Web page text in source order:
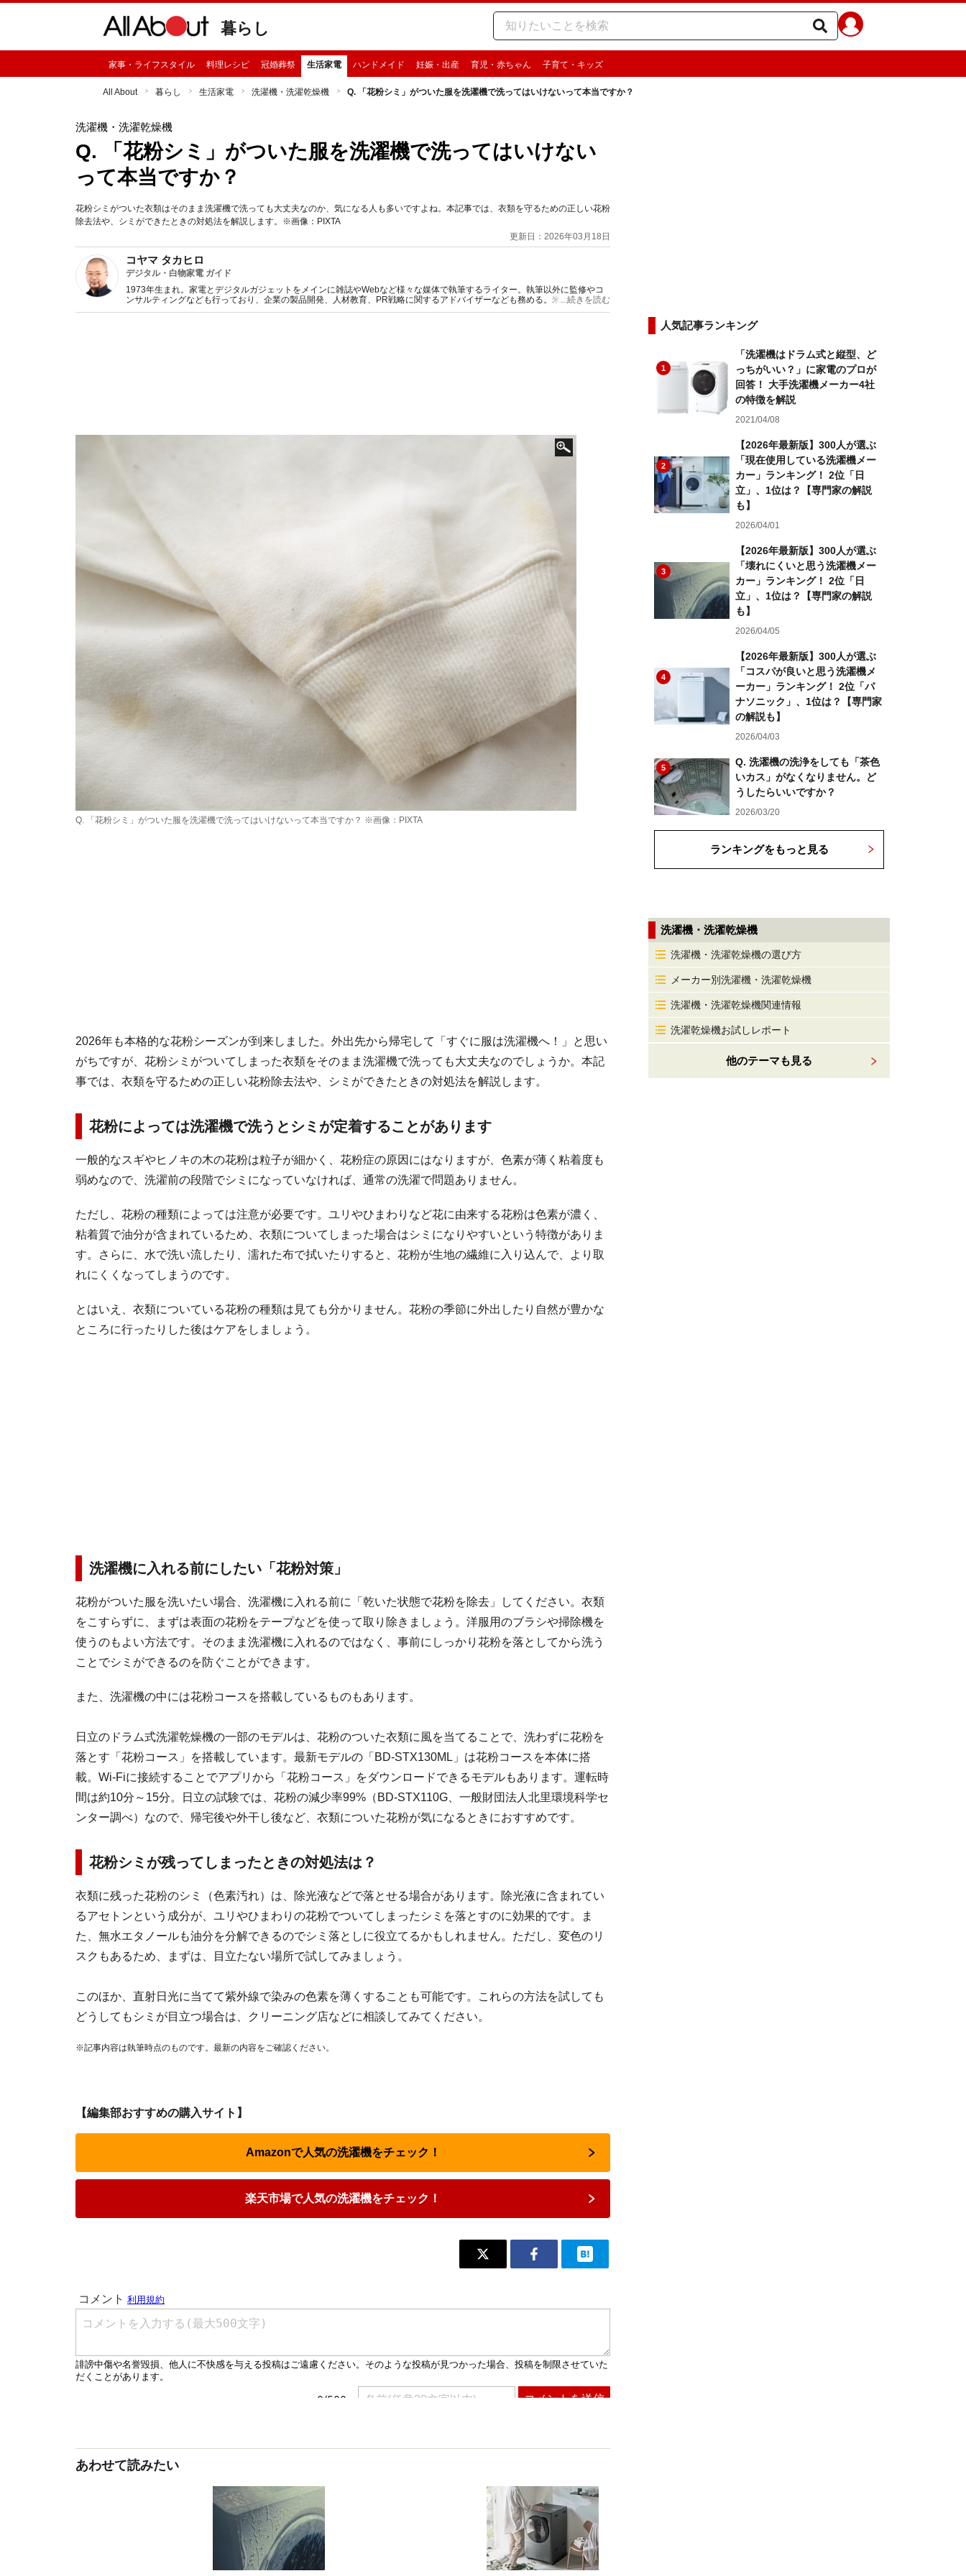
暮らし
家事・ライフスタイル 料理レシピ 冠婚葬祭 生活家電 ハンドメイド 妊娠・出産 育児・赤ちゃん 子育て・キッズ
All About 暮らし 生活家電 洗濯機・洗濯乾燥機 Q. 「花粉シミ」がついた服を洗濯機で洗ってはいけないって本当ですか？
洗濯機・洗濯乾燥機
Q. 「花粉シミ」がついた服を洗濯機で洗ってはいけない
って本当ですか？
花粉シミがついた衣類はそのまま洗濯機で洗っても大丈夫なのか、気になる人も多いですよね。本記事では、衣類を守るための正しい花粉
除去法や、シミができたときの対処法を解説します。※画像：PIXTA
更新日：2026年03月18日
コヤマ タカヒロ
デジタル・白物家電 ガイド
1973年生まれ。家電とデジタルガジェットをメインに雑誌やWebなど様々な媒体で執筆するライター。執筆以外に監修やコ
ンサルティングなども行っており、企業の製品開発、人材教育、PR戦略に関するアドバイザーなども務める。米・食味鑑定
士の資格を所有。家電のテストと撮影のための家電スタジオ「コヤマキッチン」を用意。
...続きを読む
Q. 「花粉シミ」がついた服を洗濯機で洗ってはいけないって本当ですか？ ※画像：PIXTA
2026年も本格的な花粉シーズンが到来しました。外出先から帰宅して「すぐに服は洗濯機へ！」と思い
がちですが、花粉シミがついてしまった衣類をそのまま洗濯機で洗っても大丈夫なのでしょうか。本記
事では、衣類を守るための正しい花粉除去法や、シミができたときの対処法を解説します。
花粉によっては洗濯機で洗うとシミが定着することがあります
一般的なスギやヒノキの木の花粉は粒子が細かく、花粉症の原因にはなりますが、色素が薄く粘着度も
弱めなので、洗濯前の段階でシミになっていなければ、通常の洗濯で問題ありません。
ただし、花粉の種類によっては注意が必要です。ユリやひまわりなど花に由来する花粉は色素が濃く、
粘着質で油分が含まれているため、衣類についてしまった場合はシミになりやすいという特徴がありま
す。さらに、水で洗い流したり、濡れた布で拭いたりすると、花粉が生地の繊維に入り込んで、より取
れにくくなってしまうのです。
とはいえ、衣類についている花粉の種類は見ても分かりません。花粉の季節に外出したり自然が豊かな
ところに行ったりした後はケアをしましょう。
洗濯機に入れる前にしたい「花粉対策」
花粉がついた服を洗いたい場合、洗濯機に入れる前に「乾いた状態で花粉を除去」してください。衣類
をこすらずに、まずは表面の花粉をテープなどを使って取り除きましょう。洋服用のブラシや掃除機を
使うのもよい方法です。そのまま洗濯機に入れるのではなく、事前にしっかり花粉を落としてから洗う
ことでシミができるのを防ぐことができます。
また、 洗濯機の中には花粉コースを搭載しているものもあります。
日立のドラム式洗濯乾燥機の一部のモデルは、花粉のついた衣類に風を当てることで、洗わずに花粉を
落とす「花粉コース」を搭載しています。最新モデルの「BD-STX130ML」は花粉コースを本体に搭
載。Wi-Fiに接続することでアプリから「花粉コース」をダウンロードできるモデルもあります。運転時
間は約10分～15分。日立の試験では、花粉の減少率99%（BD-STX110G、一般財団法人北里環境科学セ
ンター調べ）なので、帰宅後や外干し後など、衣類についた花粉が気になるときにおすすめです。
花粉シミが残ってしまったときの対処法は？
衣類に残った花粉のシミ（色素汚れ）は、除光液などで落とせる場合があります。除光液に含まれてい
るアセトンという成分が、ユリやひまわりの花粉でついてしまったシミを落とすのに効果的です。ま
た、無水エタノールも油分を分解できるのでシミ落としに役立てるかもしれません。ただし、変色のリ
スクもあるため、まずは、目立たない場所で試してみましょう。
このほか、直射日光に当てて紫外線で染みの色素を薄くすることも可能です。これらの方法を試しても
どうしてもシミが目立つ場合は、クリーニング店などに相談してみてください。
※記事内容は執筆時点のものです。最新の内容をご確認ください。
【編集部おすすめの購入サイト】
Amazonで人気の洗濯機をチェック！
楽天市場で人気の洗濯機をチェック！
あわせて読みたい
人気記事ランキング
1
「洗濯機はドラム式と縦型、ど
っちがいい？」に家電のプロが
回答！ 大手洗濯機メーカー4社
の特徴を解説
2021/04/08
2
【2026年最新版】300人が選ぶ
「現在使用している洗濯機メー
カー」ランキング！ 2位「日
立」、1位は？【専門家の解説
も】
2026/04/01
3
【2026年最新版】300人が選ぶ
「壊れにくいと思う洗濯機メー
カー」ランキング！ 2位「日
立」、1位は？【専門家の解説
も】
2026/04/05
4
【2026年最新版】300人が選ぶ
「コスパが良いと思う洗濯機メ
ーカー」ランキング！ 2位「パ
ナソニック」、1位は？【専門家
の解説も】
2026/04/03
5
Q. 洗濯機の洗浄をしても「茶色
いカス」がなくなりません。ど
うしたらいいですか？
2026/03/20
ランキングをもっと見る
洗濯機・洗濯乾燥機
洗濯機・洗濯乾燥機の選び方
メーカー別洗濯機・洗濯乾燥機
洗濯機・洗濯乾燥機関連情報
洗濯乾燥機お試しレポート
他のテーマも見る